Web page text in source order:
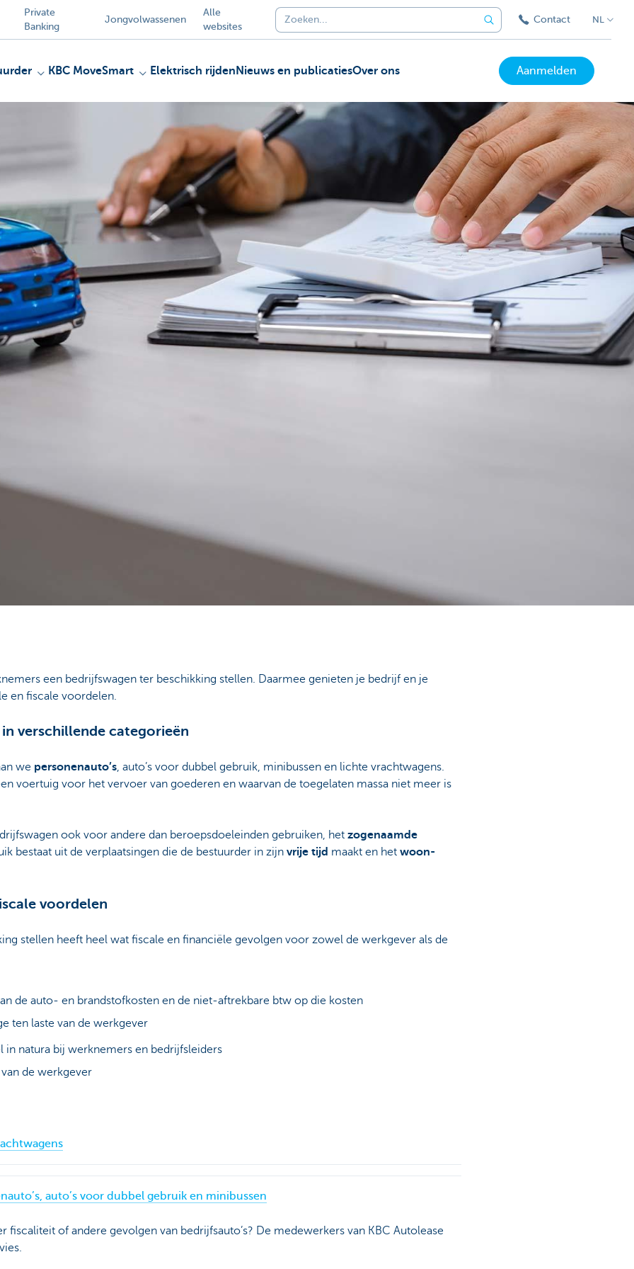
Private
Banking
Jongvolwassenen
Alle
websites
Contact NL
KBC MoveSmart Elektrisch rijden Nieuws en publicatiesOver ons Aanmelden
een bedrijfswagen ter beschikking stellen. Daarmee genieten je bedrijf en je
en fiscale voordelen.
verschillende categorieën
we personenauto’s , auto’s voor dubbel gebruik, minibussen en lichte vrachtwagens.
voertuig voor het vervoer van goederen en waarvan de toegelaten massa niet meer is
ook voor andere dan beroepsdoeleinden gebruiken, het zogenaamde
bestaat uit de verplaatsingen die de bestuurder in zijn vrije tijd maakt en het woon-
voordelen
stellen heeft heel wat fiscale en financiële gevolgen voor zowel de werkgever als de
de auto- en brandstofkosten en de niet-aftrekbare btw op die kosten
ten laste van de werkgever
in natura bij werknemers en bedrijfsleiders
de werkgever
auto’s voor dubbel gebruik en minibussen
fiscaliteit of andere gevolgen van bedrijfsauto’s? De medewerkers van KBC Autolease